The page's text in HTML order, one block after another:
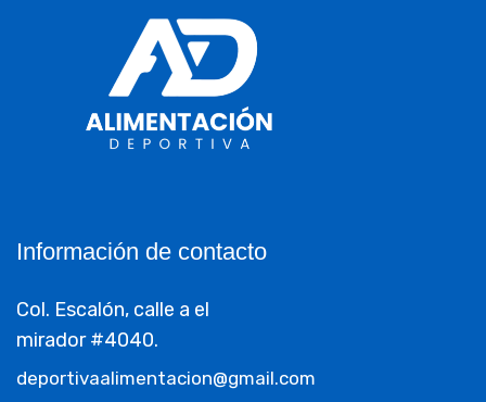
Información de contacto
Col. Escalón, calle a el
mirador #4040.
deportivaalimentacion@gmail.com